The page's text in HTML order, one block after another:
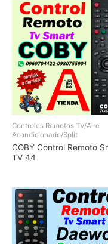
Controles Remotos TV/Aire
Acondicionado/Split
COBY Control Remoto
TV 44